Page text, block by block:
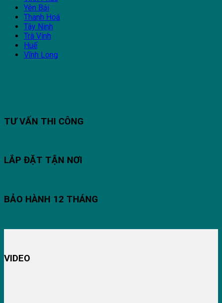
Yên Bái
Thanh Hoá
Tây Ninh
Trà Vinh
Huế
Vĩnh Long
TƯ VẤN THI CÔNG
LẮP ĐẶT TẬN NƠI
BẢO HÀNH 12 THÁNG
VIDEO